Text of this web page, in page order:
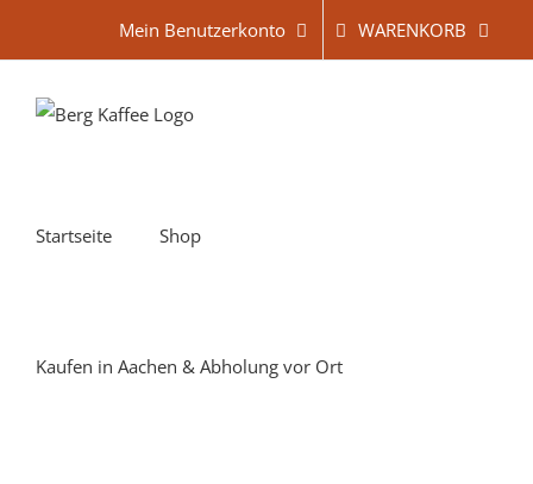
Mein Benutzerkonto WARENKORB
Startseite Shop
Kaufen in Aachen & Abholung vor Ort